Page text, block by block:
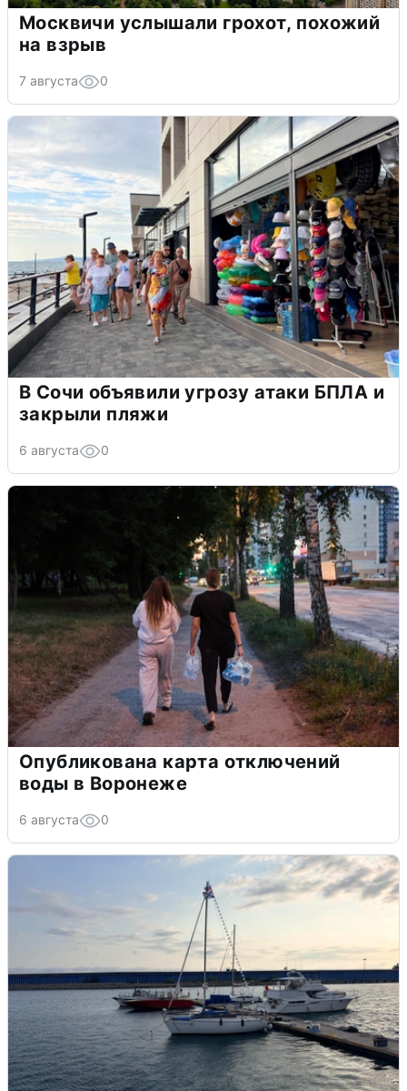
Москвичи услышали грохот, похожий
на взрыв
7 августа 0
В Сочи объявили угрозу атаки БПЛА и
закрыли пляжи
6 августа 0
Опубликована карта отключений
воды в Воронеже
6 августа 0